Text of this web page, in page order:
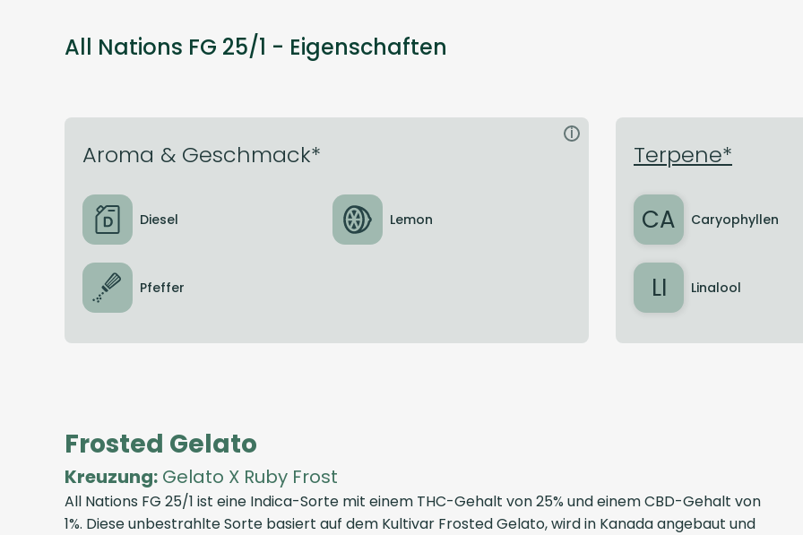
All Nations FG 25/1 - Eigenschaften
Aroma & Geschmack*
i
Diesel Lemon
Pfeffer
Terpene*
CA Caryophyllen
LI Linalool
Frosted Gelato
Kreuzung: Gelato X Ruby Frost
All Nations FG 25/1 ist eine Indica-Sorte mit einem THC-Gehalt von 25% und einem CBD-Gehalt von
1%. Diese unbestrahlte Sorte basiert auf dem Kultivar Frosted Gelato, wird in Kanada angebaut und